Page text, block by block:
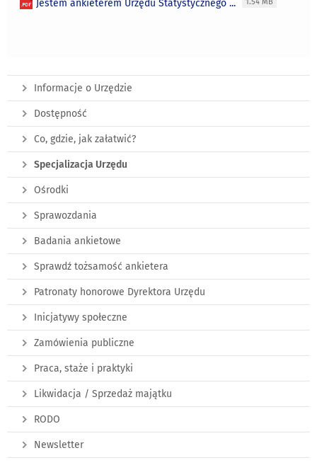
Jestem ankieterem Urzędu Statystycznego ... 1.54 MB
Informacje o Urzędzie
Dostępność
Co, gdzie, jak załatwić?
Specjalizacja Urzędu
Ośrodki
Sprawozdania
Badania ankietowe
Sprawdź tożsamość ankietera
Patronaty honorowe Dyrektora Urzędu
Inicjatywy społeczne
Zamówienia publiczne
Praca, staże i praktyki
Likwidacja / Sprzedaż majątku
RODO
Newsletter